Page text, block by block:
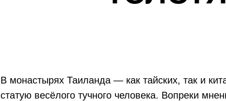
В монастырях Таиланда — как тайских, так и
статую весёлого тучного человека. Вопреки